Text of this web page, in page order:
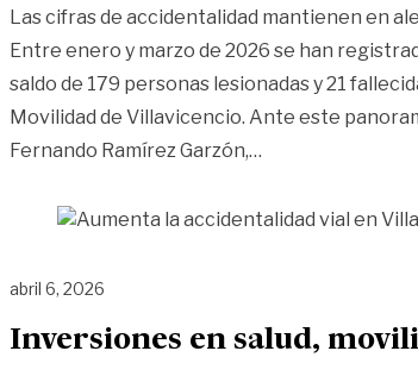
Las cifras de accidentalidad mantienen en
Entre enero y marzo de 2026 se han
saldo de 179 personas lesionadas y 21
Movilidad de Villavicencio. Ante este
Fernando Ramírez Garzón,…
abril 6, 2026
Inversiones en salud,